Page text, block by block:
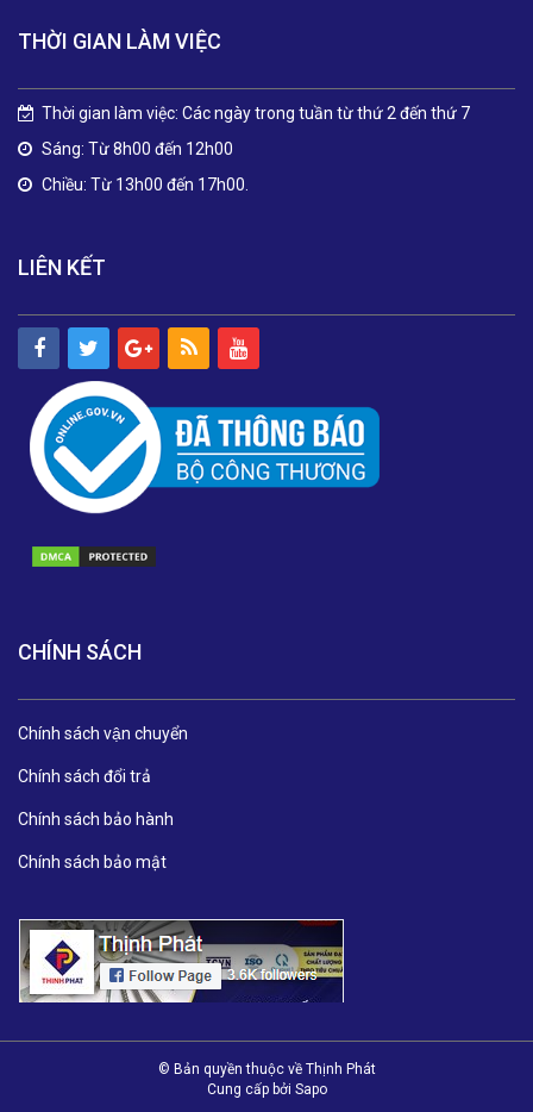
THỜI GIAN LÀM VIỆC
Thời gian làm việc: Các ngày trong tuần từ thứ 2 đến thứ 7
Sáng: Từ 8h00 đến 12h00
Chiều: Từ 13h00 đến 17h00.
LIÊN KẾT
CHÍNH SÁCH
Chính sách vận chuyển
Chính sách đổi trả
Chính sách bảo hành
Chính sách bảo mật
© Bản quyền thuộc về Thịnh Phát
Cung cấp bởi Sapo